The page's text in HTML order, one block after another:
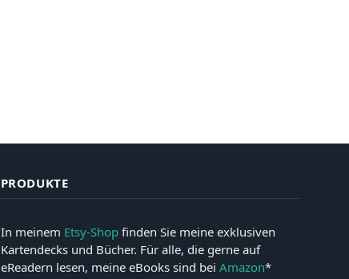
PRODUKTE
In meinem Etsy-Shopfinden Sie meine exklusiven
Kartendecks und Bücher. Für alle, die gerne auf
eReadern lesen, meine eBooks sind bei Amazon*